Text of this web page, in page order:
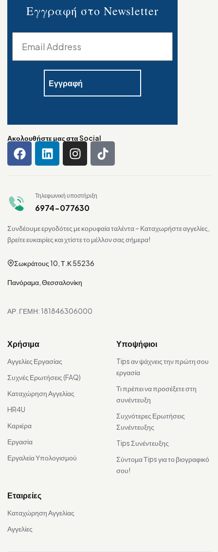
Εγγραφή στο Newsletter
Ακολουθήστε μας στα Social
Τηλεφωνική υποστήριξη
6974-077630
Συνδέουμε εργοδότες με κορυφαία ταλέντα – Καταχωρήστε αγγελίες,
βρείτε ευκαιρίες και χτίστε το μέλλον σας σήμερα!
Σωκράτους 10, Τ.Κ 55236
Πανόραμα, Θεσσαλονίκη
ΑΡ. ΓΕΜΗ: 181846306000
Χρήσιμα
Αγγελίες Εργασίας
Συχνές Ερωτήσεις (FAQ)
Καταχώρηση Αγγελίας
HR4U
Καριέρα
Εργασία
Εργαλεία Υπολογισμού
Υποψήφιοι
Tips αν ψάχνεις την πρώτη σου
εργασία
Τι πρέπει να προσέξετε στη
συνέντευξη
Συχνότερες Ερωτήσεις
Συνέντευξης
Tips Συνέντευξης
Σύντομα Τips για το βιογραφικό
σου!
Εταιρείες
Καταχώρηση Αγγελίας
Αγγελίες